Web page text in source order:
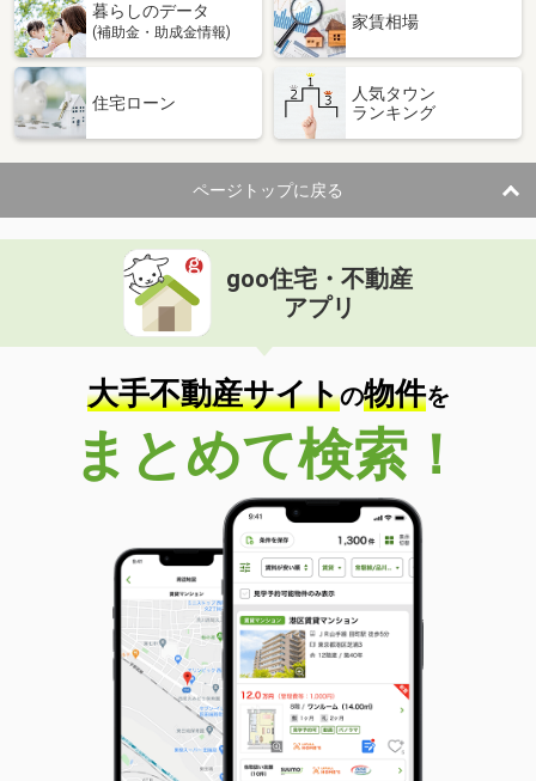
暮らしのデータ
(補助金・助成金情報)
家賃相場
住宅ローン
人気タウン
ランキング
ページトップに戻る
goo住宅・不動産
アプリ
大手不動産サイトの物件を
まとめて検索！